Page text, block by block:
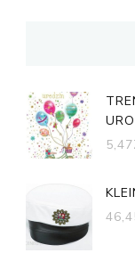
5,47